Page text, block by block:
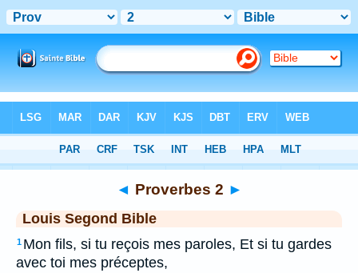
> Proverbes 2
◄ Proverbes 2 ►
Louis Segond Bible
1 Mon fils, si tu reçois mes paroles, Et si tu gardes
avec toi mes préceptes,